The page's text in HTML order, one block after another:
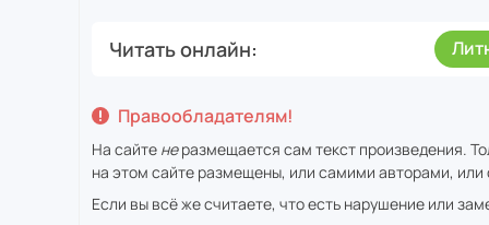
Читать онлайн
Правообладателям!
На сайте неразмещается сам текст произведения.
на этом сайте размещены, или самими авторами,
Если вы всё же считаете, что есть нарушение или